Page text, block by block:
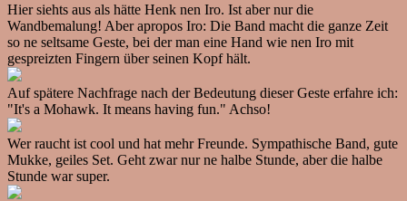
Hier siehts aus als hätte Henk nen Iro. Ist aber nur die
Wandbemalung! Aber apropos Iro: Die Band macht die ganze Zeit
so ne seltsame Geste, bei der man eine Hand wie nen Iro mit
gespreizten Fingern über seinen Kopf hält.
Auf spätere Nachfrage nach der Bedeutung dieser Geste erfahre ich:
"It's a Mohawk. It means having fun." Achso!
Wer raucht ist cool und hat mehr Freunde. Sympathische Band, gute
Mukke, geiles Set. Geht zwar nur ne halbe Stunde, aber die halbe
Stunde war super.